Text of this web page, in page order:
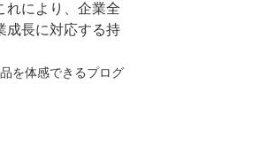
れにより、企業全
成長に対応する持
を体感できるプログ